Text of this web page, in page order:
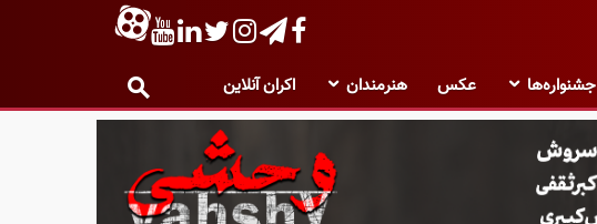
جشنواره‌ها عکس هنرمندان اکران آنلاین